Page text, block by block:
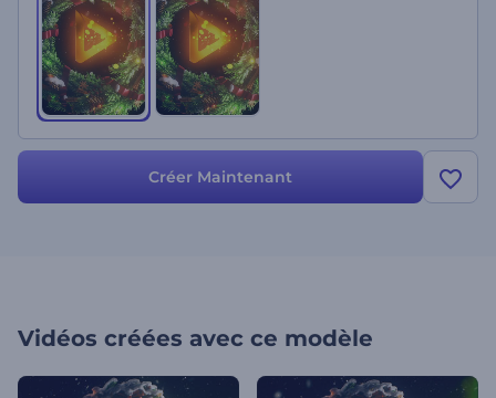
Créer Maintenant
Vidéos créées avec ce modèle